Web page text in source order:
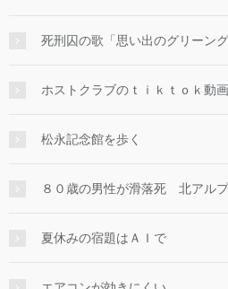
死刑囚の歌「思い出のグリーング
ホストクラブのｔｉｋｔｏｋ動
松永記念館を歩く
８０歳の男性が滑落死 北アル
夏休みの宿題はＡＩで